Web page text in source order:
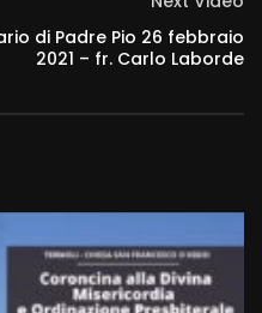
di Padre Pio 26 febbraio
2021 – fr. Carlo Laborde